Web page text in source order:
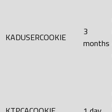
KADUSERCOOKIE
3
months